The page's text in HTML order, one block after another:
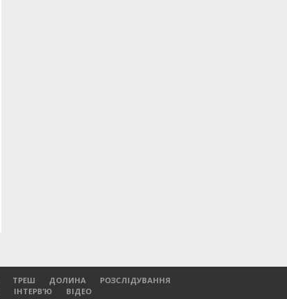
ТРЕШ ДОЛИНА
РОЗСЛІДУВАННЯ
ІНТЕРВ’Ю ВІДЕО